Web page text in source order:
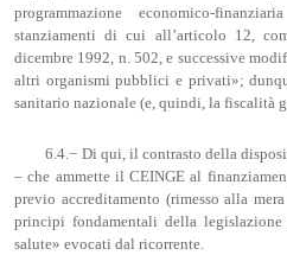
programmazione economico-
stanziamenti di cui all’articolo 12,
dicembre 1992, n. 502, e successive
altri organismi pubblici e privati»;
sanitario nazionale (e, quindi, la fiscalità
6.4.− Di qui, il contrasto della
– che ammette il CEINGE al
previo accreditamento (rimesso alla
principi fondamentali della
salute» evocati dal ricorrente.